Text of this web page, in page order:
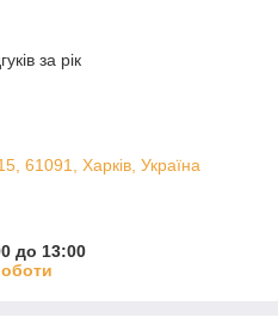
за рік
61091, Харків, Україна
до 13:00